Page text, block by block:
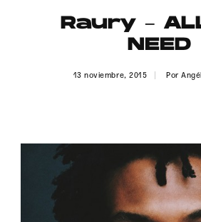
DERECHOS
Raury –
NEED
13 noviembre, 2015 Por